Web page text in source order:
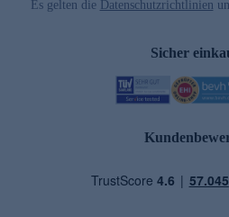
Es gelten die Datenschutzrichtlinien
Sicher